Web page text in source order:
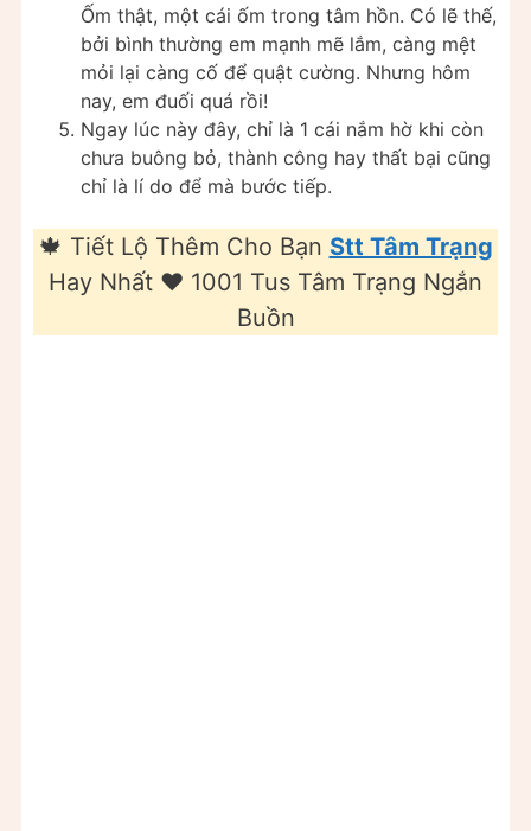
Ốm thật, một cái ốm trong tâm hồn. Có lẽ thế,
bởi bình thường em mạnh mẽ lắm, càng mệt
mỏi lại càng cố để quật cường. Nhưng hôm
nay, em đuối quá rồi!
Ngay lúc này đây, chỉ là 1 cái nắm hờ khi còn
chưa buông bỏ, thành công hay thất bại cũng
chỉ là lí do để mà bước tiếp.
🍁 Tiết Lộ Thêm Cho Bạn Stt Tâm Trạng
Hay Nhất ❤️ 1001 Tus Tâm Trạng Ngắn
Buồn